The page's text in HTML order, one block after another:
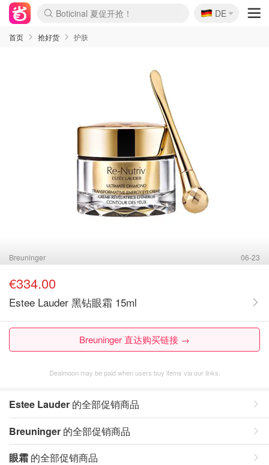
4折！lulu周四疯狂上新
还没结束！&OtherStories大促
Joybuy变相75折 随时失效
速领！Stanley独家85折
疑似霸哥！Camper额外叠85折
Zalando 奥莱闪促！每日更新
Moncler反季囤！5折起+叠9折
Coach Brooklyn仅€192
🇩🇪
DE
首页 抢好货 护肤
Breuninger 06-23
€334.00
Estee Lauder 黑钻眼霜 15ml
Breuninger 直达购买链接 →
Dealmoon may be paid when users buy items via our links.
Estee Lauder 的全部促销商品
Breuninger 的全部促销商品
眼霜 的全部促销商品